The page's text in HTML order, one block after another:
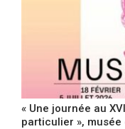
« Une journée au
particulier »,